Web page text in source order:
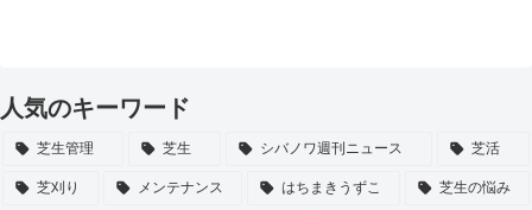
人気のキーワード
芝生管理 芝生 シバノワ週刊ニュース 芝活
芝刈り メンテナンス はちまきうずこ 芝生の悩み